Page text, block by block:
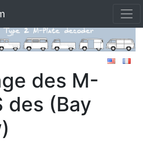
des M-
des (Bay